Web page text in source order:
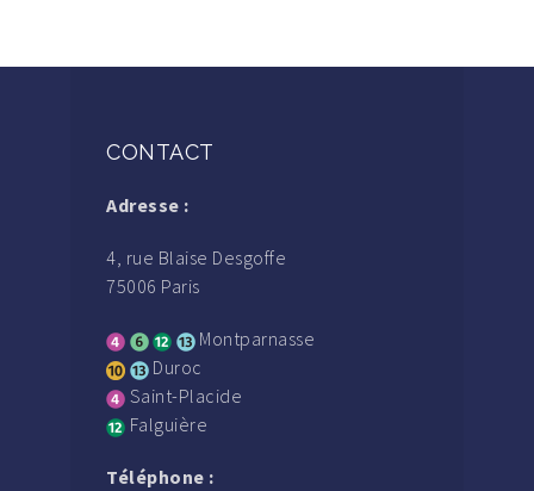
CONTACT
Adresse :
4, rue Blaise Desgoffe
75006 Paris
Montparnasse
Duroc
Saint-Placide
Falguière
Téléphone :